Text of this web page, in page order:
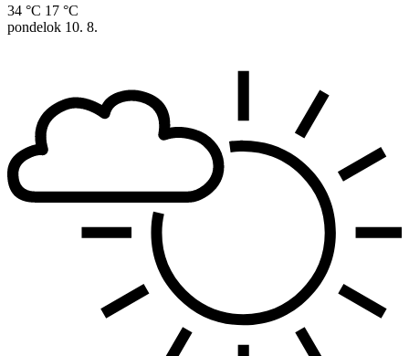
34 °C 17 °C
pondelok 10. 8.